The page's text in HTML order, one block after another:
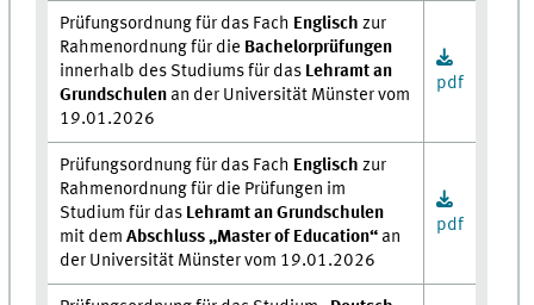
Prüfungsordnung für das Fach Englischzur
Rahmenordnung für die Bachelorprüfungen
innerhalb des Studiums für das Lehramt an
Grundschulen an der Universität Münster vom
19.01.2026
pdf
Prüfungsordnung für das Fach Englischzur
Rahmenordnung für die Prüfungen im
Studium für das Lehramt an Grundschulen
mit demAbschluss „Master of Education“ an
der Universität Münster vom 19.01.2026
pdf